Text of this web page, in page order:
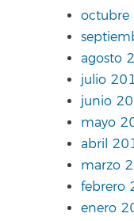
octubre
agosto
julio
junio
mayo
abril
marzo
febrero
enero